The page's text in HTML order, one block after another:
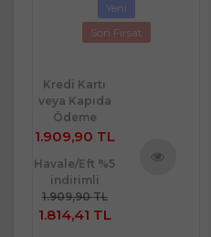
Yeni
Son Fırsat
Kredi Kartı
veya Kapıda
Ödeme
1.909,90 TL
Havale/Eft %5
indirimli
1.909,90 TL
1.814,41 TL